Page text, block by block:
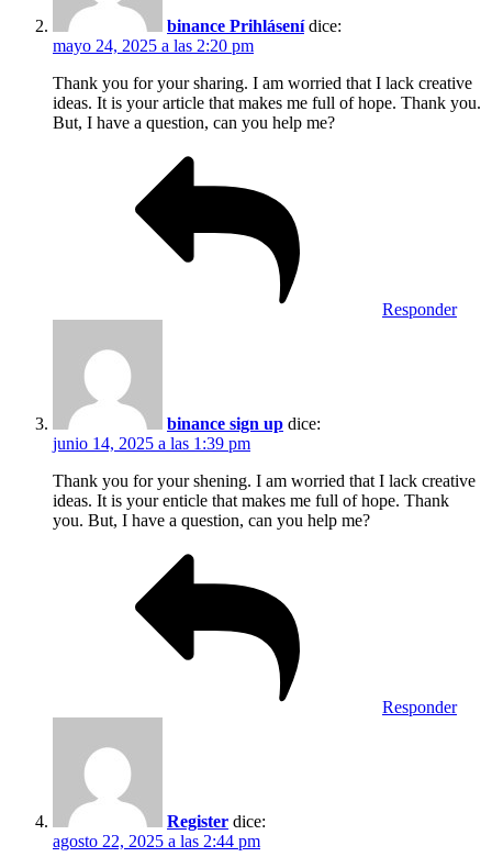
binance Prihlásení dice:
mayo 24, 2025 a las 2:20 pm
Thank you for your sharing. I am worried that I lack creative
ideas. It is your article that makes me full of hope. Thank you.
But, I have a question, can you help me?
Responder
binance sign up dice:
junio 14, 2025 a las 1:39 pm
Thank you for your shening. I am worried that I lack creative
ideas. It is your enticle that makes me full of hope. Thank
you. But, I have a question, can you help me?
Responder
Register dice:
agosto 22, 2025 a las 2:44 pm